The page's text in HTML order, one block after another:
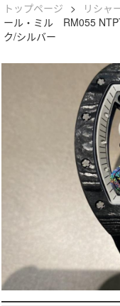
トップページ > リシャ
ール・ミル RM055
ク/シルバー